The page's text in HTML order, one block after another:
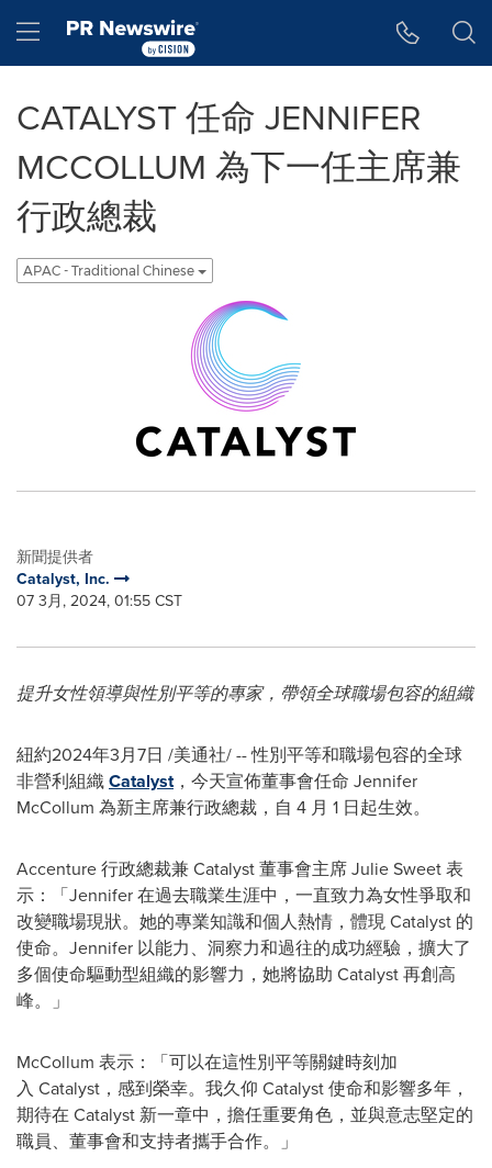
Hamburger menu
CATALYST 任命 JENNIFER
MCCOLLUM 為下一任主席兼
行政總裁
APAC - Traditional Chinese
新聞提供者
Catalyst, Inc.
07 3月, 2024, 01:55 CST
提升女性領導與性別平等的專家，帶領全球職場包容的組織
紐約2024年3月7日 /美通社/ -- 性別平等和職場包容的全球
非營利組織Catalyst，今天宣佈董事會任命 Jennifer
McCollum 為新主席兼行政總裁，自 4 月 1 日起生效。
Accenture 行政總裁兼 Catalyst 董事會主席 Julie Sweet 表
示：「Jennifer 在過去職業生涯中，一直致力為女性爭取和
改變職場現狀。她的專業知識和個人熱情，體現 Catalyst 的
使命。Jennifer 以能力、洞察力和過往的成功經驗，擴大了
多個使命驅動型組織的影響力，她將協助 Catalyst 再創高
峰。」
McCollum 表示：「可以在這性別平等關鍵時刻加
入 Catalyst，感到榮幸。我久仰 Catalyst 使命和影響多年，
期待在 Catalyst 新一章中，擔任重要角色，並與意志堅定的
職員、董事會和支持者攜手合作。」